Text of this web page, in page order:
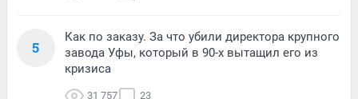
5
Как по заказу. За что убили директора крупного
завода Уфы, который в 90-х вытащил его из
кризиса
31 757 23